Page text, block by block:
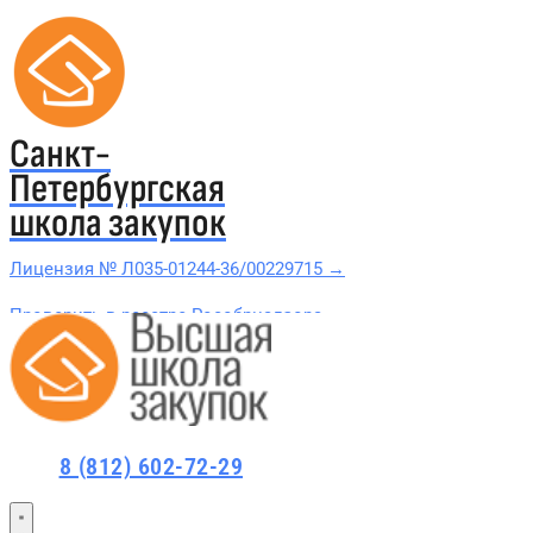
Санкт-
Петербургская
школа закупок
Лицензия № Л035-01244-36/00229715 →
Проверить в реестре Рособрнадзора →
Все курсы 44-ФЗ и 223-ФЗ
Курсы по 223-ФЗ
8 (812) 602-72-29